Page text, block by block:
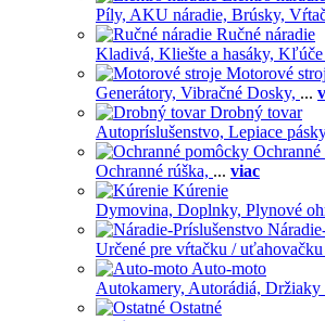
Píly, AKU náradie, Brúsky,
Ručné náradie
Kladivá, Kliešte a hasáky, Kľúče
Motorové
Generátory, Vibračné Dosky, ...
Drobný tovar
Autopríslušenstvo, Lepiace
Ochranné rúška, ... viac
Kúrenie
Dymovina, Doplnky, Plynové
Určené pre vŕtačku /
Auto-moto
Autokamery, Autorádiá, Držiaky
Ostatné